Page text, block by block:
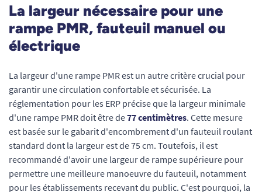
La largeur nécessaire pour une
rampe PMR, fauteuil manuel ou
électrique
La largeur d'une rampe PMR est un autre critère crucial pour
garantir une circulation confortable et sécurisée. La
réglementation pour les ERP précise que la largeur minimale
d'une rampe PMR doit être de77 centimètres. Cette mesure
est basée sur le gabarit d'encombrement d'un fauteuil roulant
standard dont la largeur est de 75 cm. Toutefois, il est
recommandé d'avoir une largeur de rampe supérieure pour
permettre une meilleure manoeuvre du fauteuil, notamment
pour les établissements recevant du public. C'est pourquoi, la